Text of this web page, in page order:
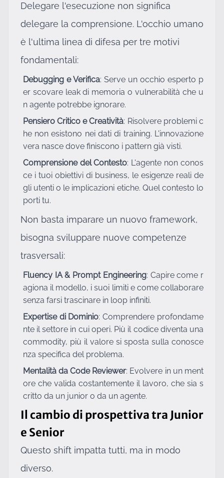
Delegare l'esecuzione non significa
delegare la comprensione. L'occhio umano
è l'ultima linea di difesa per tre motivi
fondamentali:
Debugging e Verifica: Serve un occhio esperto p
er scovare leak di memoria o vulnerabilità che u
n agente potrebbe ignorare.
Pensiero Critico e Creatività: Risolvere problemi c
he non esistono nei dati di training. L'innovazione
vera nasce dove finiscono i pattern già visti.
Comprensione del Contesto: L'agente non conos
ce i tuoi obiettivi di business, le esigenze reali de
gli utenti o le implicazioni etiche. Quel contesto lo
porti tu.
Non basta imparare un nuovo framework,
bisogna sviluppare nuove competenze
trasversali:
Fluency IA & Prompt Engineering: Capire come r
agiona il modello, i suoi limiti e come collaborare
senza farsi trascinare in loop infiniti.
Expertise di Dominio: Comprendere profondame
nte il settore in cui operi. Più il codice diventa una
commodity, più il valore si sposta sulla conosce
nza specifica del problema.
Mentalità da Code Reviewer: Evolvere in un ment
ore che valida costantemente il lavoro, che sia s
critto da un junior o da un agente.
Il cambio di prospettiva tra Junior
e Senior
Questo shift impatta tutti, ma in modo
diverso.